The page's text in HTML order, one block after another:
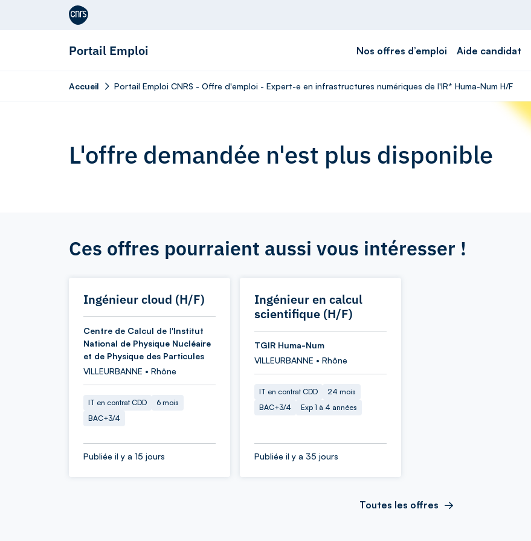
Aller au contenu
Portail Emploi Nos offres d’emploi Aide candidat
Accueil Portail Emploi CNRS - Offre d'emploi - Expert-e en infrastructures numériques de l'IR* Huma-Num H/F
L'offre demandée n'est plus disponible
Ces offres pourraient aussi vous intéresser !
Ingénieur cloud (H/F)
Centre de Calcul de l'Institut
National de Physique Nucléaire
et de Physique des Particules
VILLEURBANNE • Rhône
IT en contrat CDD
6 mois
BAC+3/4
Publiée il y a 15 jours
Ingénieur en calcul
scientifique (H/F)
TGIR Huma-Num
VILLEURBANNE • Rhône
IT en contrat CDD
24 mois
BAC+3/4
Exp 1 à 4 années
Publiée il y a 35 jours
Toutes les offres